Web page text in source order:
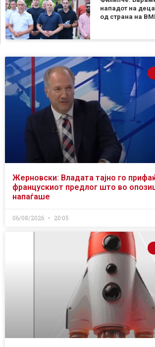
нападот на
од страна на
Жерновски: Владата тајно го
францускиот предлог што во
напаѓаше
06/08/2026 20:05